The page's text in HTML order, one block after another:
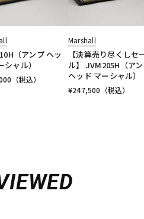
（アンプ ヘッ
シャル）
（税込）
Marshall
【決算売り尽くしセ
ル】 JVM205H（ア
ヘッド マーシャル）
¥247,500 （税込）